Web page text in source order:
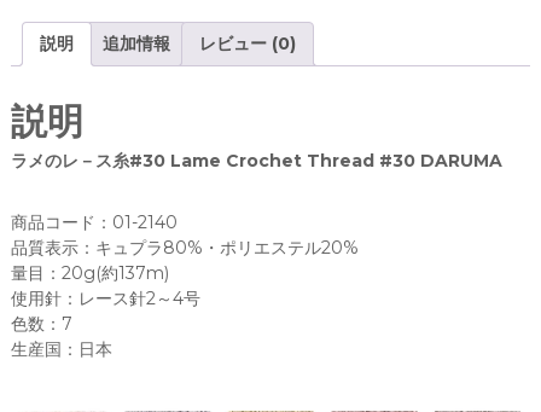
A
R
U
M
A
横
田
株
式
会
社
c
b
o
k
it
te
説明 追加情報 レビュー (0)
説明
ラメのレ－ス糸#30 Lame Crochet Thread #30 DARUMA
商品コード：01-2140
品質表示：キュプラ80%・ポリエステル20%
量目：20g(約137m)
使用針：レース針2～4号
色数：7
生産国：日本